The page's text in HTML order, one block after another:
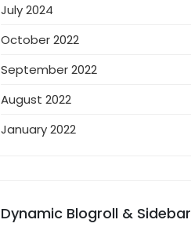
July 2024
October 2022
September 2022
August 2022
January 2022
Dynamic Blogroll & Sidebar